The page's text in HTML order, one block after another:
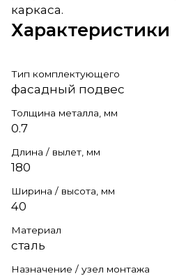
каркаса.
Характеристики
Тип комплектующего
фасадный подвес
Толщина металла, мм
0.7
Длина / вылет, мм
180
Ширина / высота, мм
40
Материал
сталь
Назначение / узел монтажа